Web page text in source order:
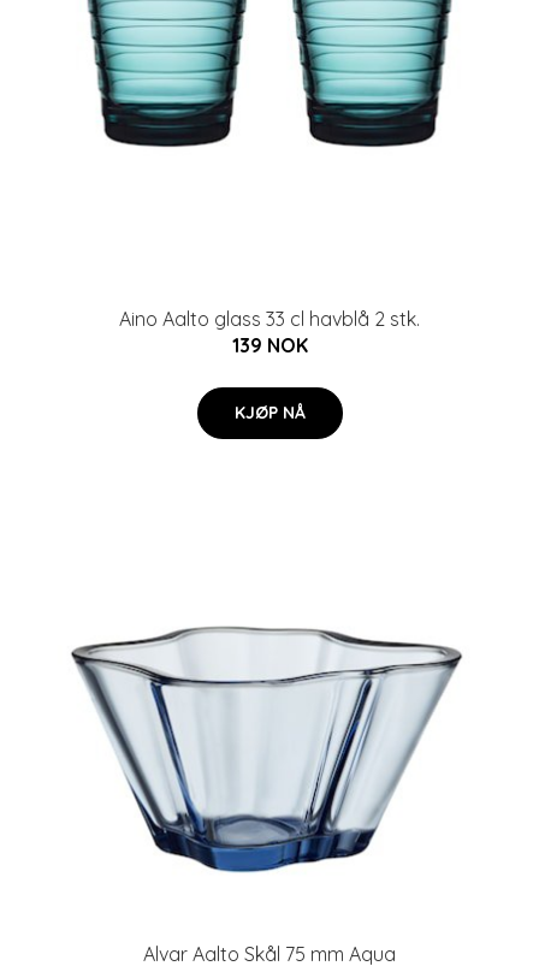
Aino Aalto glass 33 cl havblå 2 stk.
139 NOK
KJØP NÅ
Alvar Aalto Skål 75 mm Aqua